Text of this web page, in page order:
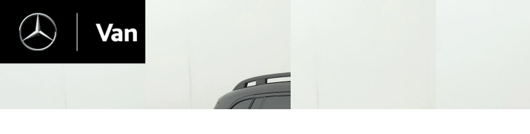
Terug naar www.vanmossel.nl
Van Mossel Automotive Group
Vestigingen
Werkplaatsplanner